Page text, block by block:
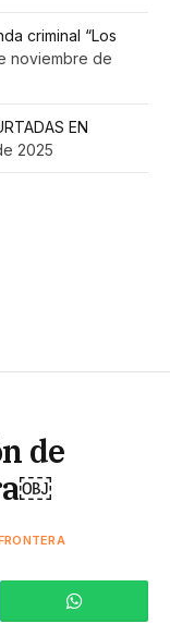
criminal “Los
noviembre de
EN
2025
de